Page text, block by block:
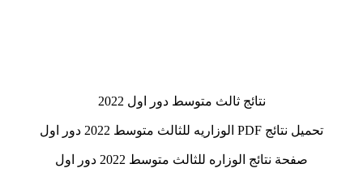
نتائج ثالث متوسط دور اول 2022
تحميل نتائج PDF الوزاريه للثالث متوسط 2022 دور اول
صفحة نتائج الوزاره للثالث متوسط 2022 دور اول